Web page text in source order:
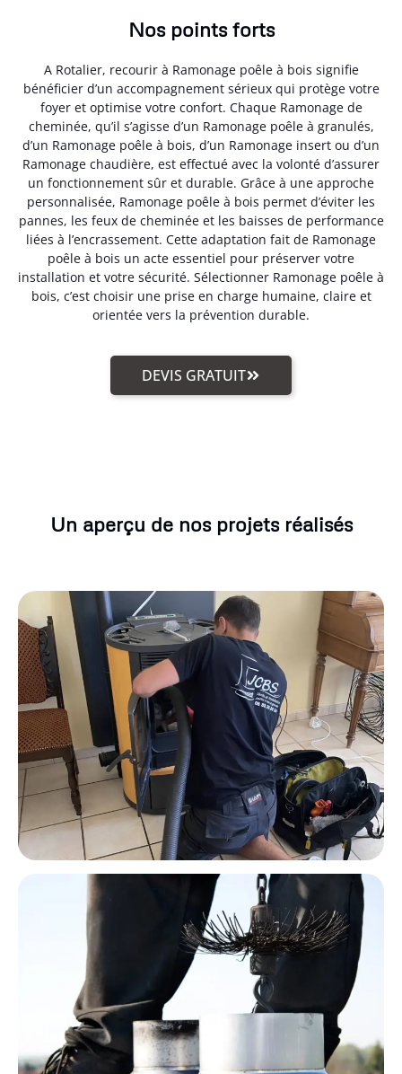
Nos points forts
A Rotalier, recourir à Ramonage poêle à bois signifie
bénéficier d’un accompagnement sérieux qui protège votre
foyer et optimise votre confort. Chaque Ramonage de
cheminée, qu’il s’agisse d’un Ramonage poêle à granulés,
d’un Ramonage poêle à bois, d’un Ramonage insert ou d’un
Ramonage chaudière, est effectué avec la volonté d’assurer
un fonctionnement sûr et durable. Grâce à une approche
personnalisée, Ramonage poêle à bois permet d’éviter les
pannes, les feux de cheminée et les baisses de performance
liées à l’encrassement. Cette adaptation fait de Ramonage
poêle à bois un acte essentiel pour préserver votre
installation et votre sécurité. Sélectionner Ramonage poêle à
bois, c’est choisir une prise en charge humaine, claire et
orientée vers la prévention durable.
DEVIS GRATUIT
Un aperçu de nos projets réalisés